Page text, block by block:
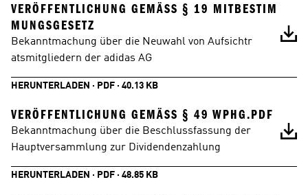
VERÖFFENTLICHUNG GEMÄSS § 19 MITBESTIMM
UNGSGESETZ
Bekanntmachung über die Neuwahl von Aufsichtr
atsmitgliedern der adidas AG
HERUNTERLADEN · PDF · 40.13 KB
VERÖFFENTLICHUNG GEMÄSS § 49 WPHG.PDF
Bekanntmachung über die Beschlussfassung der
Hauptversammlung zur Dividendenzahlung
HERUNTERLADEN · PDF · 48.85 KB